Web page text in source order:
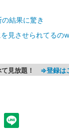
結果に驚き
見させられてるの
て見放題！ ⇒登録は